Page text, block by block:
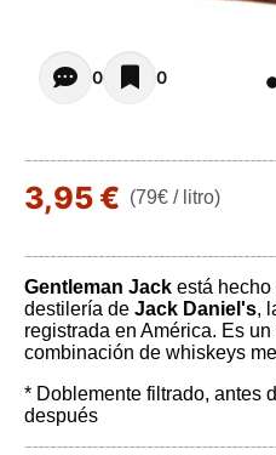
Opiniones de clientes -
0 0
3,95 € (79€ / litro)
Gentleman Jack está
destilería de Jack Daniel's,
registrada en América. Es
combinación de whiskeys
* Doblemente filtrado, antes
después